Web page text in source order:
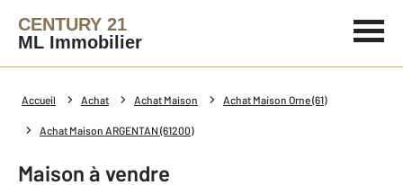
CENTURY 21
ML Immobilier
Accueil Achat Achat Maison Achat Maison Orne (61)
Achat Maison ARGENTAN (61200)
Maison à vendre